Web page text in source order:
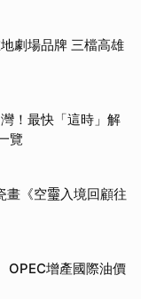
劇場品牌 三檔高雄
！最快「這時」解
覽
畫《空𩆜入境回顧往
增產國際油價